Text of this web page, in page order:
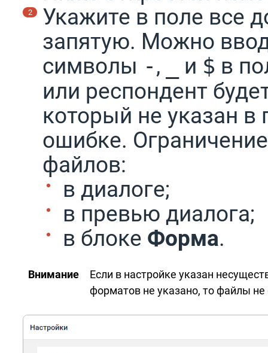
Укажите в поле все
запятую. Можно
символы -, и $ в
или респондент
который не указан в
ошибке.
файлов:
в диалоге;
в превью диалога;
в блоке Форма.
Внимание
Если в настройке указан
форматов не указано, то файлы не